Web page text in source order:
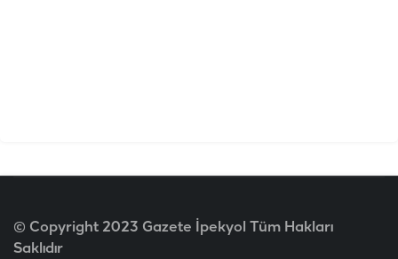
© Copyright 2023 Gazete İpekyol Tüm Hakları
Saklıdır